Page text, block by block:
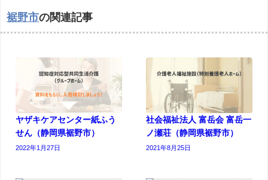
裾野市の関連記事
ヤザキケアセンター紙ふう
せん（静岡県裾野市）
2022年1月27日
社会福祉法人 富岳会 富岳一
ノ瀬荘（静岡県裾野市）
2021年8月25日